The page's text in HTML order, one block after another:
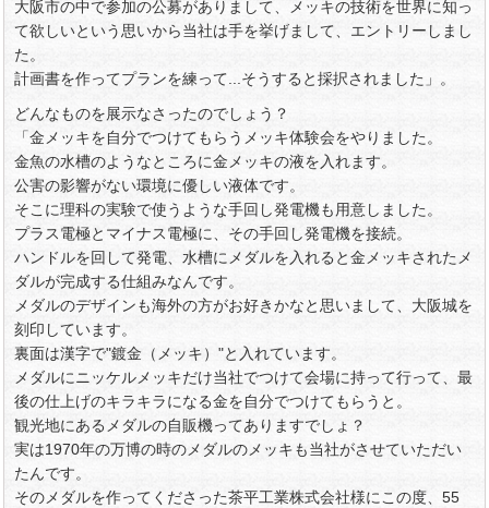
大阪市の中で参加の公募がありまして、メッキの技術を世界に知っ
て欲しいという思いから当社は手を挙げまして、エントリーしまし
た。
計画書を作ってプランを練って...そうすると採択されました」。
どんなものを展示なさったのでしょう？
「金メッキを自分でつけてもらうメッキ体験会をやりました。
金魚の水槽のようなところに金メッキの液を入れます。
公害の影響がない環境に優しい液体です。
そこに理科の実験で使うような手回し発電機も用意しました。
プラス電極とマイナス電極に、その手回し発電機を接続。
ハンドルを回して発電、水槽にメダルを入れると金メッキされたメ
ダルが完成する仕組みなんです。
メダルのデザインも海外の方がお好きかなと思いまして、大阪城を
刻印しています。
裏面は漢字で"鍍金（メッキ）"と入れています。
メダルにニッケルメッキだけ当社でつけて会場に持って行って、最
後の仕上げのキラキラになる金を自分でつけてもらうと。
観光地にあるメダルの自販機ってありますでしょ？
実は1970年の万博の時のメダルのメッキも当社がさせていただい
たんです。
そのメダルを作ってくださった茶平工業株式会社様にこの度、55